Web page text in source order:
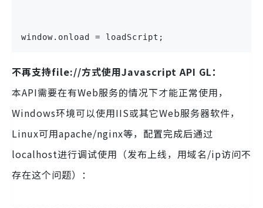
window.onload = loadScript;
不再支持file://方式使用Javascript API GL：
本API需要在有Web服务的情况下才能正常使用，
Windows环境可以使用IIS或其它Web服务器软件，
Linux可用apache/nginx等，配置完成后通过
localhost进行调试使用（发布上线，用域名/ip访问不
存在这个问题）：